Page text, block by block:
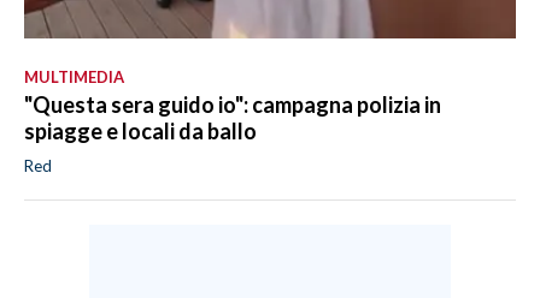
MULTIMEDIA
"Questa sera guido io": campagna polizia in
spiagge e locali da ballo
Red